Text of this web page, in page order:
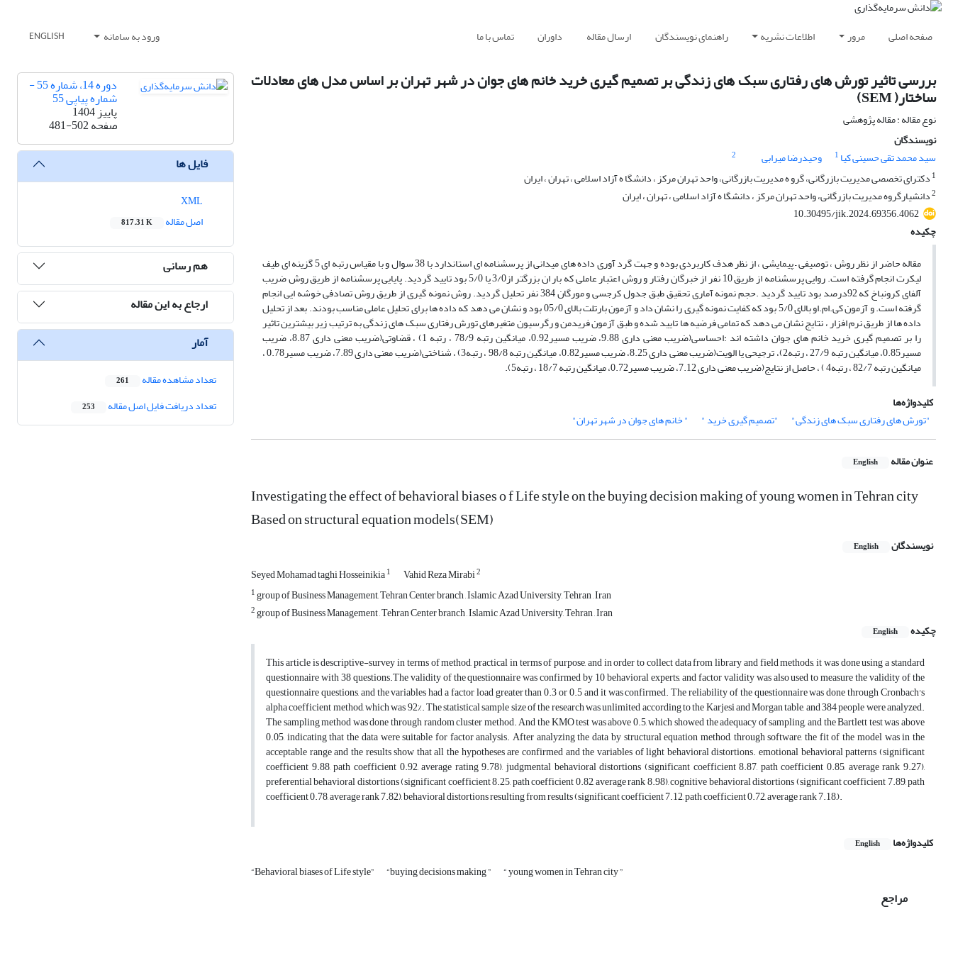
صفحه اصلی مرور اطلاعات نشریه راهنمای نویسندگان ارسال مقاله داوران تماس با ما ورود به سامانه ENGLISH
بررسی تاثیر تورش های رفتاری سبک های زندگی بر تصمیم گیری خرید خانم های جوان در شهر تهران بر اساس مدل های معادلات
ساختار( SEM)
نوع مقاله : مقاله پژوهشی
نویسندگان
سید محمد تقی حسینی کیا 1 وحیدرضا میرابی
2
1 دکترای تخصصی مدیریت بازرگانی، گرو ه مدیریت بازرگانی، واحد تهران مرکز ، دانشگا ه آزاد اسلامی ، تهران ، ایران
2دانشیارگروه مدیریت بازرگانی، واحد تهران مرکز ، دانشگا ه آزاد اسلامی ، تهران ، ایران
10.30495/jik.2024.69356.4062
چکیده
مقاله حاضر از نظر روش ، توصیفی – پیمایشی ، از نظر هدف کاربردی بوده و جهت گرد آوری داده های میدانی از پرسشنامه ای استاندارد با 38 سوال و با مقیاس رتبه ای 5 گزینه ای طیف
لیکرت انجام گرفته است. روایی پرسشنامه از طریق 10 نفر از خبرگان رفتار و روش اعتبار عاملی که بار ان بزرگتر از3/0 یا 5/0 بود تایید گردید. پایایی پرسشنامه از طریق روش ضریب
آلفای کرونباخ که 92درصد بود تایید گردید .حجم نمونه آماری تحقیق طبق جدول کرجسی و مورگان 384 نفر تحلیل گردید. روش نمونه گیری از طریق روش تصادفی خوشه ایی انجام
گرفته است. و آزمون کی.ام.او بالای 5/0 بود که کفایت نمونه گیری را نشان داد و آزمون بارتلت بالای 05/0 بود و نشان می دهد که داده ها برای تحلیل عاملی مناسب بودند. بعد از تحلیل
داده ها از طریق نرم افزار ، نتایج نشان می دهد که تمامی فرضیه ها تایید شده و طبق آزمون فریدمن و رگرسیون متغیرهای تورش رفتاری سبک های زندگی به ترتیب زیر بیشترین تاثیر
را بر تصمیم گیری خرید خانم های جوان داشته اند :احساسی(ضریب معنی داری 9.88، ضریب مسیر0.92، میانگین رتبه 78/9 ، رتبه 1) ، قضاوتی(ضریب معنی داری 8.87، ضریب
مسیر0.85، میانگین رتبه 27/9 ، رتبه2)، ترجیحی یا الویت(ضریب معنی داری 8.25، ضریب مسیر0.82، میانگین رتبه 98/8 ، رتبه3) ، شناختی(ضریب معنی داری 7.89، ضریب مسیر0.78 ،
میانگین رتبه 82/7 ، رتبه4 ) ، حاصل از نتایج(ضریب معنی داری 7.12، ضریب مسیر0.72، میانگین رتبه 18/7 ، رتبه5).
کلیدواژه‌ها
"تورش های رفتاری سبک های زندگی"
"تصمیم گیری خرید " " خانم های جوان در شهر تهران"
عنوان مقاله English
Investigating the effect of behavioral biases o f Life style on the buying decision making of young women in Tehran city
Based on structural equation models(SEM)
نویسندگان English
Seyed Mohamad taghi Hosseinikia1 Vahid Reza Mirabi2
1group of Business Management, Tehran Center branch , Islamic Azad University, Tehran , Iran
2group of Business Management , Tehran Center branch , Islamic Azad University, Tehran , Iran
چکیده
English
This article is descriptive-survey in terms of method, practical in terms of purpose, and in order to collect data from library and field methods, it was done using a standard
questionnaire with 38 questions.The validity of the questionnaire was confirmed by 10 behavioral experts, and factor validity was also used to measure the validity of the
questionnaire questions, and the variables had a factor load greater than 0.3 or 0.5 and it was confirmed. The reliability of the questionnaire was done through Cronbach's
alpha coefficient method, which was 92%. The statistical sample size of the research was unlimited according to the Karjesi and Morgan table, and 384 people were analyzed.
The sampling method was done through random cluster method. And the KMO test was above 0.5, which showed the adequacy of sampling, and the Bartlett test was above
0.05, indicating that the data were suitable for factor analysis. After analyzing the data by structural equation method, through software, the fit of the model was in the
acceptable range and the results show that all the hypotheses are confirmed and the variables of light behavioral distortions. emotional behavioral patterns (significant
coefficient 9.88, path coefficient 0.92, average rating 9.78), judgmental behavioral distortions (significant coefficient 8.87, path coefficient 0.85, average rank 9.27),
preferential behavioral distortions (significant coefficient 8.25, path coefficient 0.82, average rank 8.98), cognitive behavioral distortions (significant coefficient 7.89, path
coefficient 0.78, average rank 7.82), behavioral distortions resulting from results (significant coefficient 7.12, path coefficient 0.72, average rank 7.18,).
کلیدواژه‌ها English
“Behavioral biases of Life style” “buying decisions making ” “ young women in Tehran city ”
مراجع
دوره 14، شماره 55 -
شماره پیاپی 55
پاییز 1404
صفحه481-502
فایل ها
اصل مقاله
817.31 K
هم رسانی
ارجاع به این مقاله
آمار
تعداد مشاهده مقاله 261
تعداد دریافت فایل اصل مقاله 253